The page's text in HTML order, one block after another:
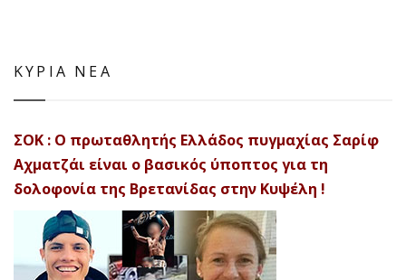
ΚΥΡΙΑ ΝΕΑ
ΣΟΚ : Ο πρωταθλητής Ελλάδος πυγμαχίας Σαρίφ
Αχματζάι είναι ο βασικός ύποπτος για τη
δολοφονία της Βρετανίδας στην Κυψέλη !